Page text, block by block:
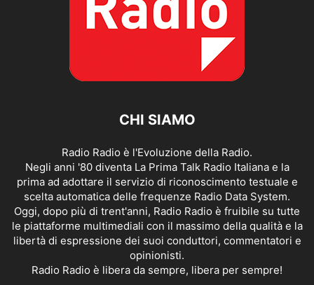
CHI SIAMO
Radio Radio è l'Evoluzione della Radio.
Negli anni '80 diventa La Prima Talk Radio Italiana e la
prima ad adottare il servizio di riconoscimento testuale e
scelta automatica delle frequenze Radio Data System.
Oggi, dopo più di trent'anni, Radio Radio è fruibile su tutte
le piattaforme multimediali con il massimo della qualità e la
libertà di espressione dei suoi conduttori, commentatori e
opinionisti.
Radio Radio è libera da sempre, libera per sempre!